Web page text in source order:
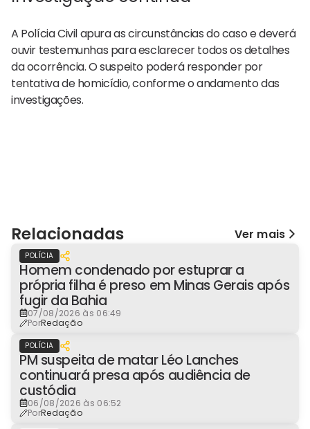
A Polícia Civil apura as circunstâncias do caso e deverá
ouvir testemunhas para esclarecer todos os detalhes
da ocorrência. O suspeito poderá responder por
tentativa de homicídio, conforme o andamento das
investigações.
Relacionadas Ver mais
POLÍCIA
Homem condenado por estuprar a
própria filha é preso em Minas Gerais após
fugir da Bahia
07/08/2026 às 06:49
PorRedação
POLÍCIA
PM suspeita de matar Léo Lanches
continuará presa após audiência de
custódia
06/08/2026 às 06:52
PorRedação